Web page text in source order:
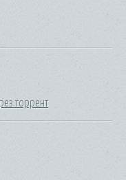
торрент